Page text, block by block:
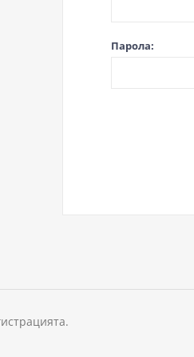
Парола: